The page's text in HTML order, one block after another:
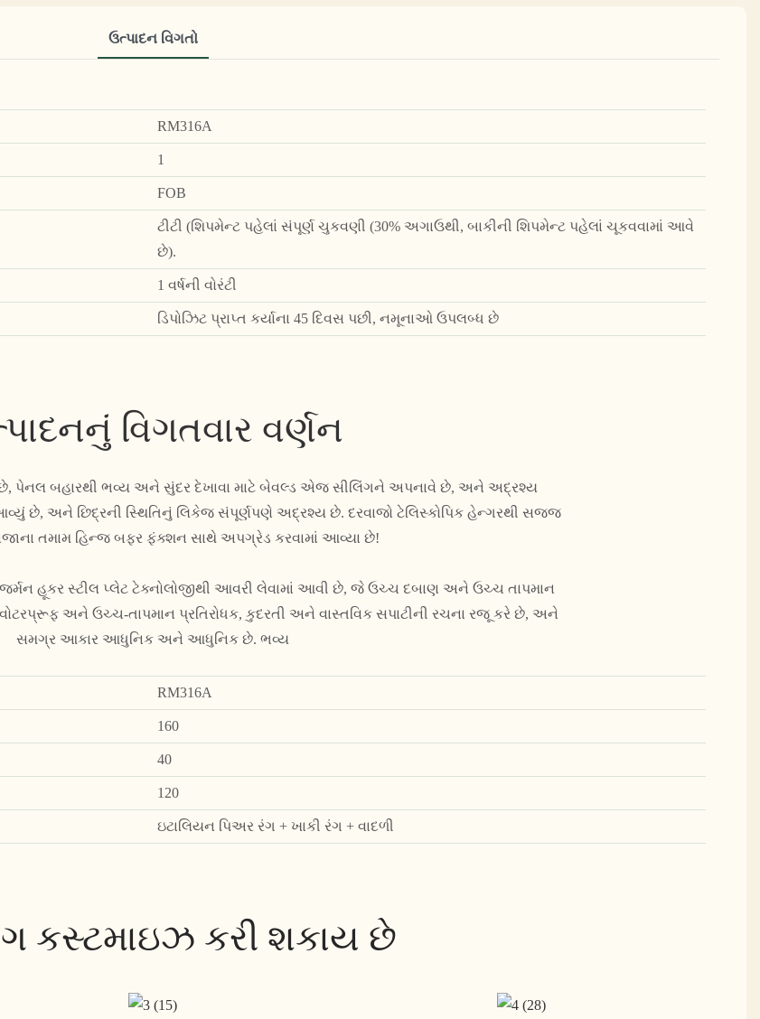
ઉત્પાદન વિગતો
RM316A
1
FOB
ટીટી (શિપમેન્ટ પહેલાં સંપૂર્ણ ચુકવણી (30% અગાઉથી, બાકીની શિપમેન્ટ પહેલાં ચૂકવવામાં આવે
છે).
1 વર્ષની વોરંટી
ડિપોઝિટ પ્રાપ્ત કર્યાના 45 દિવસ પછી, નમૂનાઓ ઉપલબ્ધ છે
વિગતવાર વર્ણન
છે, પેનલ બહારથી ભવ્ય અને સુંદર દેખાવા માટે બેવલ્ડ એજ સીલિંગને અપનાવે છે, અને અદ્રશ્ય
છે, અને છિદ્રની સ્થિતિનું લિકેજ સંપૂર્ણપણે અદ્રશ્ય છે. દરવાજો ટેલિસ્કોપિક હેન્ગરથી સજ્જ
તમામ હિન્જ બફર ફંક્શન સાથે અપગ્રેડ કરવામાં આવ્યા છે!
જર્મન હૂકર સ્ટીલ પ્લેટ ટેક્નોલોજીથી આવરી લેવામાં આવી છે, જે ઉચ્ચ દબાણ અને ઉચ્ચ તાપમાન
અને ઉચ્ચ-તાપમાન પ્રતિરોધક, કુદરતી અને વાસ્તવિક સપાટીની રચના રજૂ કરે છે, અને
સમગ્ર આકાર આધુનિક અને આધુનિક છે. ભવ્ય
RM316A
160
40
120
ઇટાલિયન પિઅર રંગ + ખાકી રંગ + વાદળી
કસ્ટમાઇઝ કરી શકાય છે